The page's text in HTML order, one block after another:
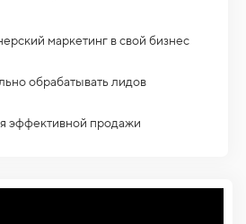
маркетинг в свой бизнес
обрабатывать лидов
эффективной продажи